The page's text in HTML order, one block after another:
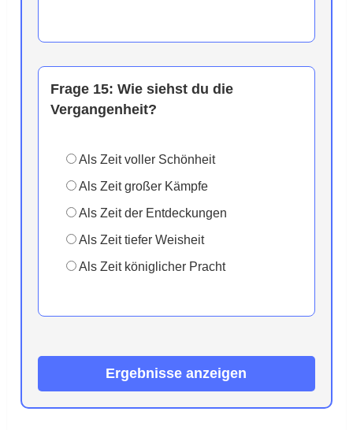
Frage 15: Wie siehst du die
Vergangenheit?
Als Zeit voller Schönheit
Als Zeit großer Kämpfe
Als Zeit der Entdeckungen
Als Zeit tiefer Weisheit
Als Zeit königlicher Pracht
Ergebnisse anzeigen